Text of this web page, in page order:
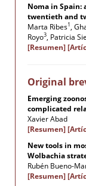
Noma in Spain:
twentieth and
Marta Ribes1,
Royo3, Patricia
[Resumen]
Original
Emerging
complicated
Xavier Abad
[Resumen]
New tools in
Wolbachia
Rubén Bueno-
[Resumen]